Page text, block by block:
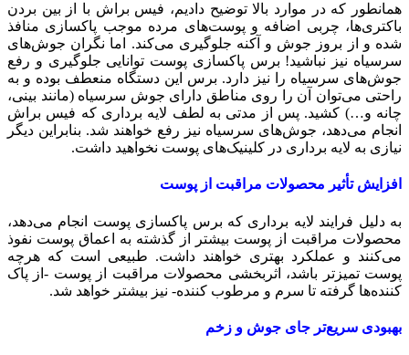
همانطور که در موارد بالا توضیح دادیم، فیس براش با از بین بردن
باکتری‌ها، چربی اضافه و پوست‌های مرده موجب پاکسازی منافذ
شده و از بروز جوش و آکنه جلوگیری می‌کند. اما نگران جوش‌های
سرسیاه نیز نباشید! برس پاکسازی پوست توانایی جلوگیری و رفع
جوش‌های سرسیاه را نیز دارد. برس این دستگاه منعطف بوده و به
راحتی می‌توان آن را روی مناطق دارای جوش سرسیاه (مانند بینی،
چانه و…) کشید. پس از مدتی به لطف لایه برداری که فیس براش
انجام می‌دهد، جوش‌های سرسیاه نیز رفع خواهند شد. بنابراین دیگر
نیازی به لایه برداری در کلینیک‌های پوست نخواهید داشت.
افزایش تأثیر محصولات مراقبت از پوست
به دلیل فرایند لایه برداری که برس پاکسازی پوست انجام می‌دهد،
محصولات مراقبت از پوست بیشتر از گذشته به اعماق پوست نفوذ
می‌کنند و عملکرد بهتری خواهند داشت. طبیعی است که هرچه
پوست تمیزتر باشد، اثربخشی محصولات مراقبت از پوست -از پاک
کننده‌ها گرفته تا سرم و مرطوب کننده- نیز بیشتر خواهد شد.
بهبودی سریع‌تر جای جوش و زخم